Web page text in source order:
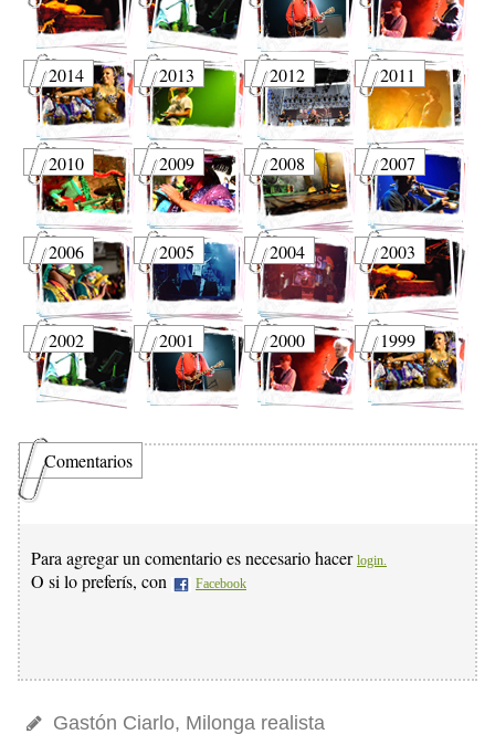
2014 2013 2012 2011
2010 2009 2008 2007
2006 2005 2004 2003
2002 2001 2000 1999
Comentarios
Para agregar un comentario es necesario hacer login.
O si lo preferís, con Facebook
Gastón Ciarlo, Milonga realista